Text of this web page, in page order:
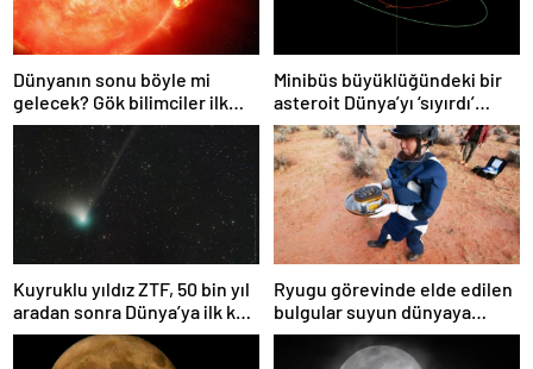
Dünyanın sonu böyle mi
gelecek? Gök bilimciler ilk
kez sönen yıldızın gezegeni
yutmasına tanık oldu
Minibüs büyüklüğündeki bir
asteroit Dünya’yı ‘sıyırdı’
geçti
Kuyruklu yıldız ZTF, 50 bin yıl
aradan sonra Dünya’ya ilk kez
çok yaklaşacak
Ryugu görevinde elde edilen
bulgular suyun dünyaya
asteroitlerce getirilmiş
olabileceğini gösteriyor